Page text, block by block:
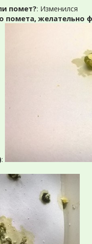
помет?: Изменился
помета, желательно
: